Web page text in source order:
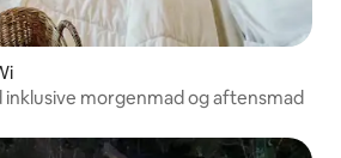
inklusive morgenmad og aftensmad